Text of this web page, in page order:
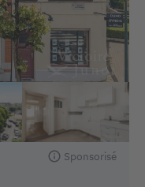
Sponsorisé